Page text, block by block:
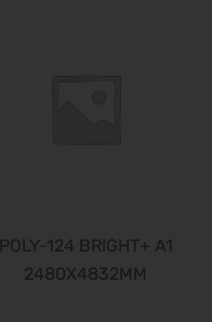
POLY-124 BRIGHT+ A1
2480X4832MM